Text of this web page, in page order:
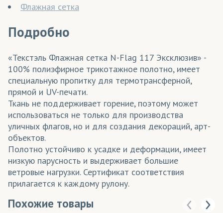
Флажная сетка
Подробно
«Текстэль Флажная сетка N-Flag 117 Эксклюзив» -
100% полиэфирное трикотажное полотно, имеет
специальную пропитку для термотрансферной,
прямой и UV-печати.
Ткань не поддерживает горение, поэтому может
использоваться не только для производства
уличных флагов, но и для создания декораций, арт-
объектов.
Полотно устойчиво к усадке и деформации, имеет
низкую парусность и выдерживает большие
ветровые нагрузки. Сертификат соответствия
прилагается к каждому рулону.
Похожие товары